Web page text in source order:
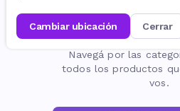
cambiar ubicación cerrar
La página
Navegá por las
todos los productos
vos.